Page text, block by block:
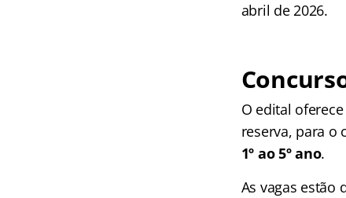
abril de 2026.
O edital
reserva, para o
1º ao 5º ano.
As vagas estão